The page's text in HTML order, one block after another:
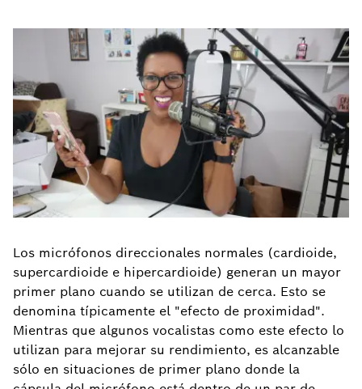
Los micrófonos direccionales normales (cardioide,
supercardioide e hipercardioide) generan un mayor
primer plano cuando se utilizan de cerca. Esto se
denomina típicamente el "efecto de proximidad".
Mientras que algunos vocalistas como este efecto lo
utilizan para mejorar su rendimiento, es alcanzable
sólo en situaciones de primer plano donde la